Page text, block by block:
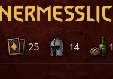
25 14